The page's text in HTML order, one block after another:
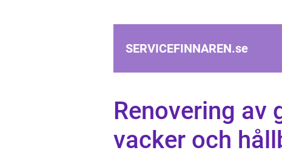
SERVICEFINNAREN.se
Renovering av
vacker och